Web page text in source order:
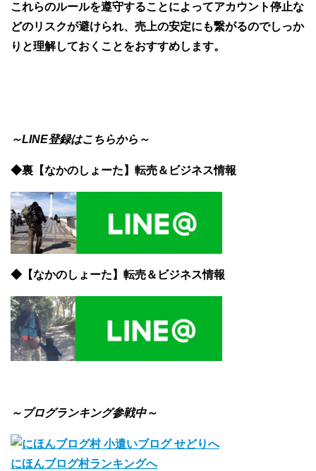
これらのルールを遵守することによってアカウント停止な
どのリスクが避けられ、売上の安定にも繋がるのでしっか
りと理解しておくことをおすすめします。
～LINE登録はこちらから～
◆裏【なかのしょーた】転売＆ビジネス情報
◆【なかのしょーた】転売＆ビジネス情報
～ブログランキング参戦中～
にほんブログ村ランキングへ